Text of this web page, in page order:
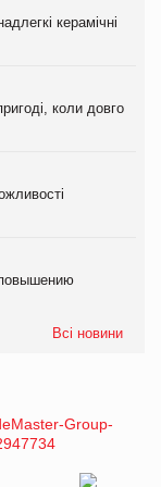
керамічні
коли довго
Всі новини